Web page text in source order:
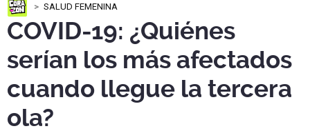
SALUD FEMENINA
COVID-19: ¿Quiénes
serían los más afectados
cuando llegue la tercera
ola?